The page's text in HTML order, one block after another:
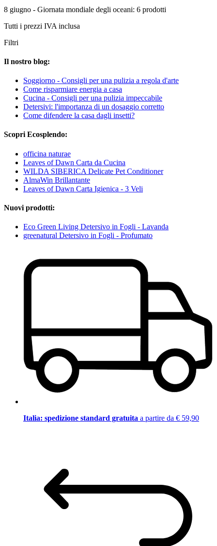
8 giugno - Giornata mondiale degli oceani: 6 prodotti
Tutti i prezzi IVA inclusa
Filtri
Il nostro blog:
Soggiorno - Consigli per una pulizia a regola d'arte
Come risparmiare energia a casa
Cucina - Consigli per una pulizia impeccabile
Detersivi: l'importanza di un dosaggio corretto
Come difendere la casa dagli insetti?
Scopri Ecosplendo:
officina naturae
Leaves of Dawn Carta da Cucina
WILDA SIBERICA Delicate Pet Conditioner
AlmaWin Brillantante
Leaves of Dawn Carta Igienica - 3 Veli
Nuovi prodotti:
Eco Green Living Detersivo in Fogli - Lavanda
greenatural Detersivo in Fogli - Profumato
Italia: spedizione standard gratuita a partire da € 59,90